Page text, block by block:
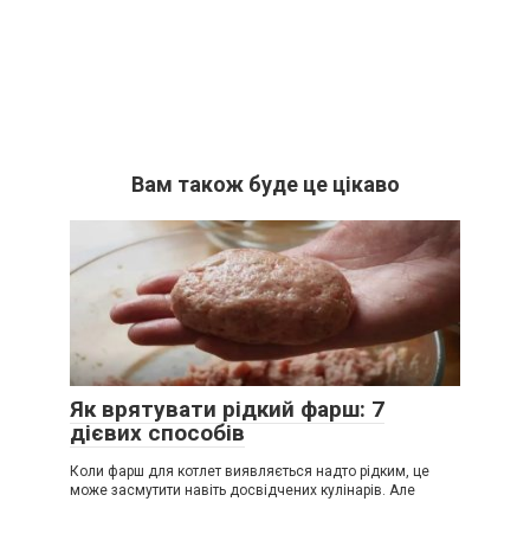
Вам також буде це цікаво
Як врятувати рідкий фарш: 7
дієвих способів
Коли фарш для котлет виявляється надто рідким, це
може засмутити навіть досвідчених кулінарів. Але